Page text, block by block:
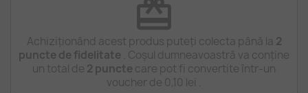
redeem
Achiziționând acest produs puteți colecta până la 2
puncte de fidelitate . Coșul dumneavoastră va conține
un total de 2 puncte care pot fi convertite într-un
voucher de 0,10 lei